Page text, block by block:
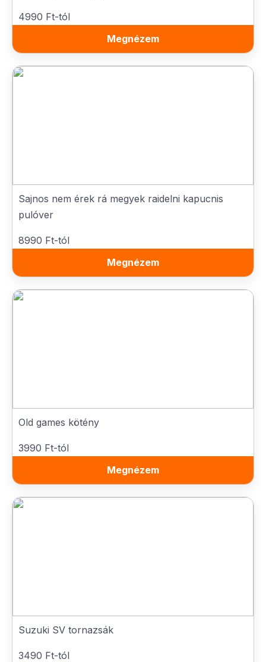
4990 Ft-tól
Megnézem
Sajnos nem érek rá megyek raidelni kapucnis
pulóver
8990 Ft-tól
Megnézem
Old games kötény
3990 Ft-tól
Megnézem
Suzuki SV tornazsák
3490 Ft-tól